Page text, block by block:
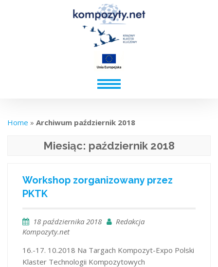
Home » Archiwum październik 2018
Miesiąc: październik 2018
Workshop zorganizowany przez
PKTK
18 października 2018
Redakcja
Kompozyty.net
16.-17. 10.2018 Na Targach Kompozyt-Expo Polski
Klaster Technologii Kompozytowych